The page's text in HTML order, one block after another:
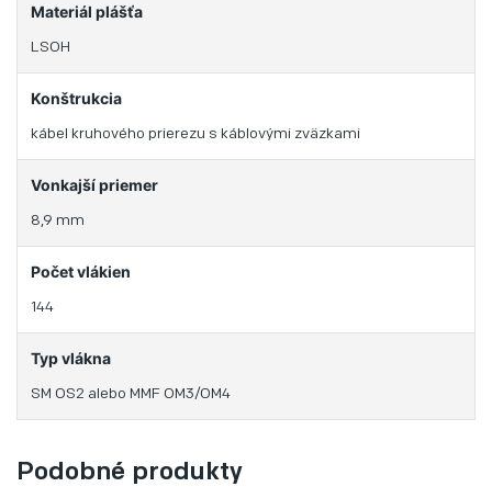
Materiál plášťa
LSOH
Konštrukcia
kábel kruhového prierezu s káblovými zväzkami
Vonkajší priemer
8,9 mm
Počet vlákien
144
Typ vlákna
SM OS2 alebo MMF OM3/OM4
Podobné produkty